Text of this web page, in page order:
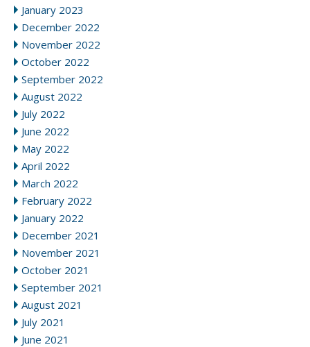
January 2023
December 2022
November 2022
October 2022
September 2022
August 2022
July 2022
June 2022
May 2022
April 2022
March 2022
February 2022
January 2022
December 2021
November 2021
October 2021
September 2021
August 2021
July 2021
June 2021